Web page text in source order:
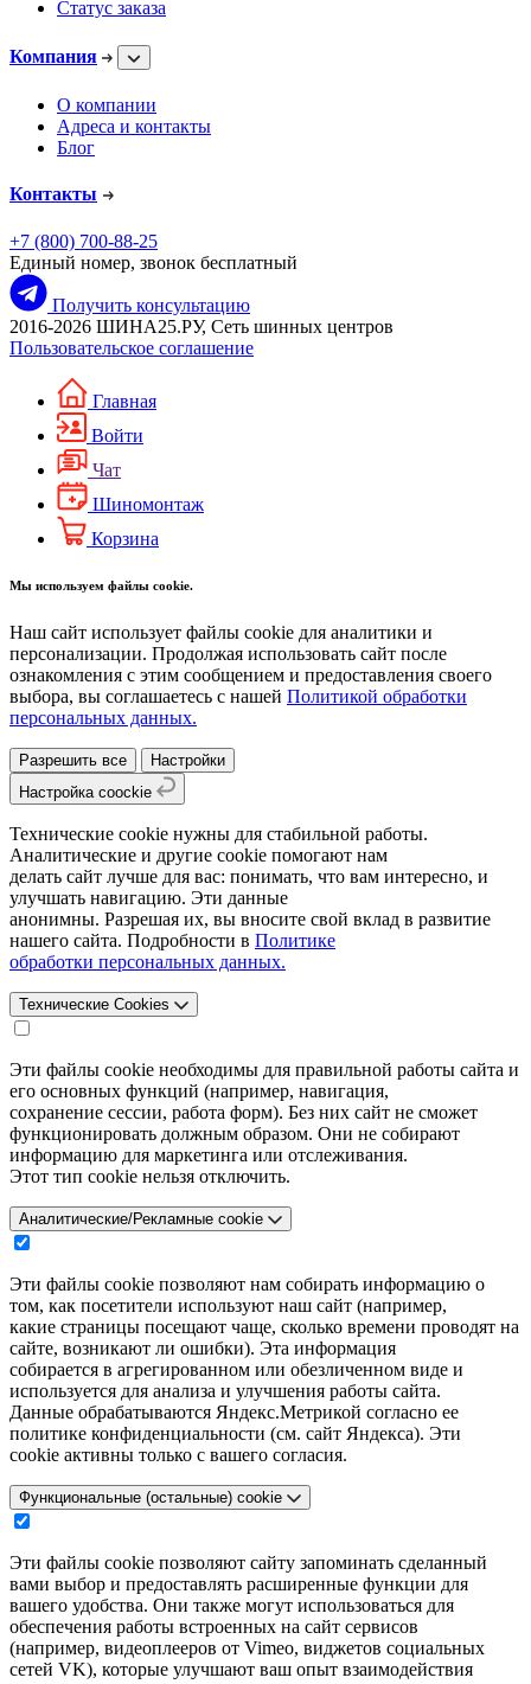
Статус заказа
Компания
О компании
Адреса и контакты
Блог
Контакты
+7 (800) 700-88-25
Единый номер, звонок бесплатный
Получить консультацию
2016-2026 ШИНА25.РУ, Сеть шинных центров
Пользовательское соглашение
Главная
Войти
Чат
Шиномонтаж
Корзина
Мы используем файлы cookie.
Наш сайт использует файлы cookie для аналитики и
персонализации. Продолжая использовать сайт после
ознакомления с этим сообщением и предоставления своего
выбора, вы соглашаетесь с нашей Политикой обработки
персональных данных.
Разрешить все
Настройки
Настройка coockie
Технические cookie нужны для стабильной работы.
Аналитические и другие cookie помогают нам
делать сайт лучше для вас: понимать, что вам интересно, и
улучшать навигацию. Эти данные
анонимны. Разрешая их, вы вносите свой вклад в развитие
нашего сайта. Подробности в Политике
обработки персональных данных.
Технические Cookies
Эти файлы cookie необходимы для правильной работы сайта и
его основных функций (например, навигация,
сохранение сессии, работа форм). Без них сайт не сможет
функционировать должным образом. Они не собирают
информацию для маркетинга или отслеживания.
Этот тип cookie нельзя отключить.
Аналитические/Рекламные cookie
Эти файлы cookie позволяют нам собирать информацию о
том, как посетители используют наш сайт (например,
какие страницы посещают чаще, сколько времени проводят на
сайте, возникают ли ошибки). Эта информация
собирается в агрегированном или обезличенном виде и
используется для анализа и улучшения работы сайта.
Данные обрабатываются Яндекс.Метрикой согласно ее
политике конфиденциальности (см. сайт Яндекса). Эти
cookie активны только с вашего согласия.
Функциональные (остальные) cookie
Эти файлы cookie позволяют сайту запоминать сделанный
вами выбор и предоставлять расширенные функции для
вашего удобства. Они также могут использоваться для
обеспечения работы встроенных на сайт сервисов
(например, видеоплееров от Vimeo, виджетов социальных
сетей VK), которые улучшают ваш опыт взаимодействия